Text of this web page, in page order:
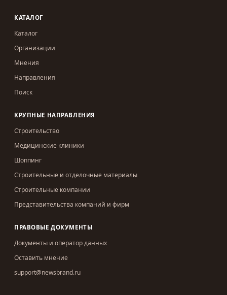
КАТАЛОГ
Каталог
Организации
Мнения
Направления
Поиск
КРУПНЫЕ НАПРАВЛЕНИЯ
Строительство
Медицинские клиники
Шоппинг
Строительные и отделочные материалы
Строительные компании
Представительства компаний и фирм
ПРАВОВЫЕ ДОКУМЕНТЫ
Документы и оператор данных
Оставить мнение
support@newsbrand.ru